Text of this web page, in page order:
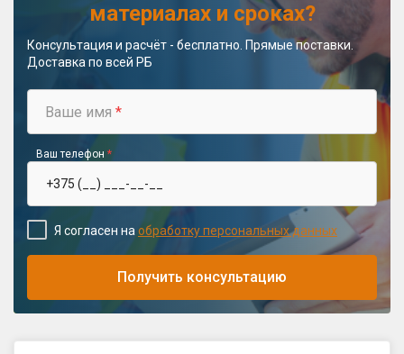
материалах и сроках?
Консультация и расчёт - бесплатно. Прямые поставки.
Доставка по всей РБ
Ваше имя *
Ваш телефон *
Получить консультацию
Я согласен наобработку персональных данных